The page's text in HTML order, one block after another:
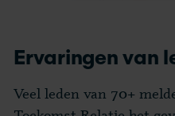
Ervaringen van
Veel leden van 70+